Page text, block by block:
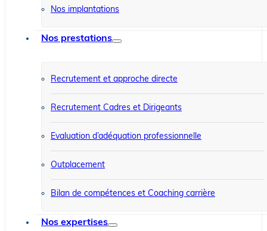
Nos implantations
Nos prestations
Recrutement et approche directe
Recrutement Cadres et Dirigeants
Evaluation d’adéquation professionnelle
Outplacement
Bilan de compétences et Coaching carrière
Nos expertises